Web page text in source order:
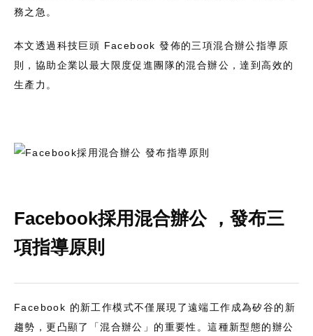
務之急。
本文透過科技巨頭 Facebook 發佈的三項混合辦公指導原
則，協助企業以最大限度促進團隊的混合辦公，達到高效的
生產力。
Facebook採用混合辦公 ，發布三
項指導原則
Facebook 的新工作模式不僅展現了遠端工作成為矽谷的新
趨勢，更凸顯了「混合辦公」的重要性。這種新型態的辦公